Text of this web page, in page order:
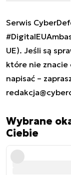
Serwis
UE). Jeśli są
które nie
napisać –
Wybrane
Ciebie